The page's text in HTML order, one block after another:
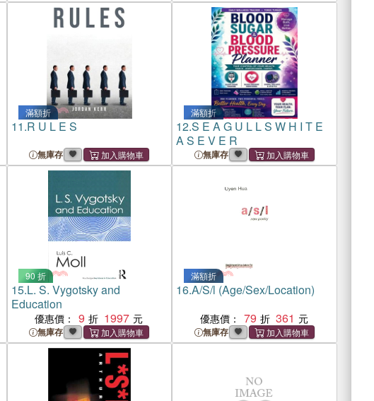
滿額折
11.R U L E S
無庫存
滿額折
12.S E A G U L L S W H I T E
A S E V E R
無庫存
90 折
15.L. S. Vygotsky and
Education
優惠價： 9 1997
無庫存
滿額折
16.A/S/l (Age/Sex/Location)
優惠價： 79 361
無庫存